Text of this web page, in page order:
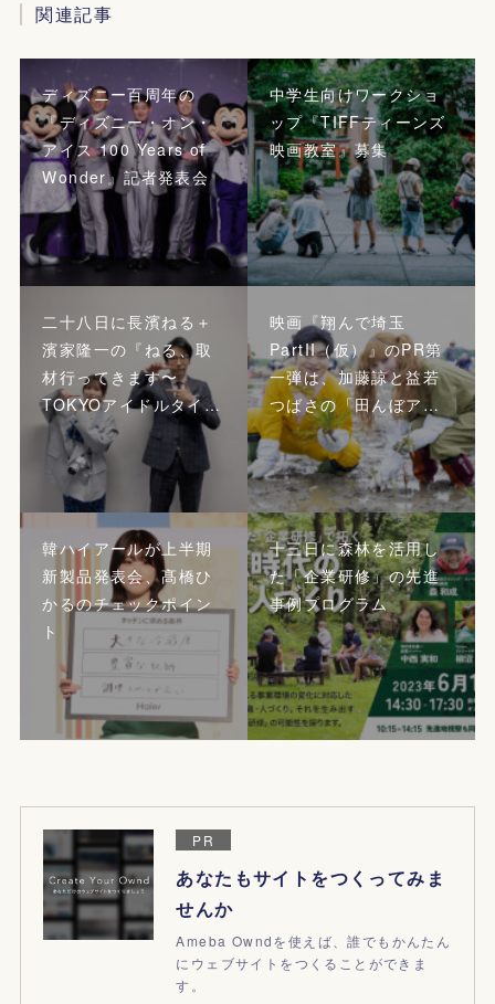
関連記事
ディズニー百周年の
『ディズニー・オン・
アイス 100 Years of
Wonder』記者発表会
中学生向けワークショ
ップ『TIFFティーンズ
映画教室』募集
二十八日に長濱ねる＋
濱家隆一の『ねる、取
材行ってきます〜
TOKYOアイドルタイ…
映画『翔んで埼玉
PartII（仮）』のPR第
一弾は、加藤諒と益若
つばさの「田んぼア…
韓ハイアールが上半期
新製品発表会、髙橋ひ
かるのチェックポイン
ト
十三日に森林を活用し
た「企業研修」の先進
事例プログラム
PR
あなたもサイトをつくってみま
せんか
Ameba Owndを使えば、誰でもかんたん
にウェブサイトをつくることができま
す。